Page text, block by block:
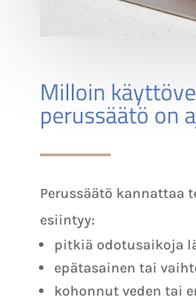
Milloin
perussäätö on
Perussäätö kannattaa
esiintyy:
pitkiä odotusaikoja
epätasainen tai
kohonnut veden tai